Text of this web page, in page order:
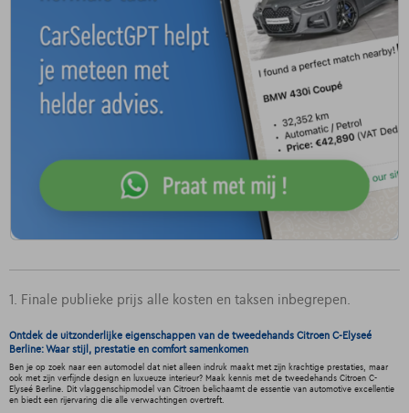
1. Finale publieke prijs alle kosten en taksen inbegrepen.
Ontdek de uitzonderlijke eigenschappen van de tweedehands Citroen C-Elyseé
Berline: Waar stijl, prestatie en comfort samenkomen
Ben je op zoek naar een automodel dat niet alleen indruk maakt met zijn krachtige prestaties, maar
ook met zijn verfijnde design en luxueuze interieur? Maak kennis met de tweedehands Citroen C-
Elyseé Berline. Dit vlaggenschipmodel van Citroen belichaamt de essentie van automotive excellentie
en biedt een rijervaring die alle verwachtingen overtreft.